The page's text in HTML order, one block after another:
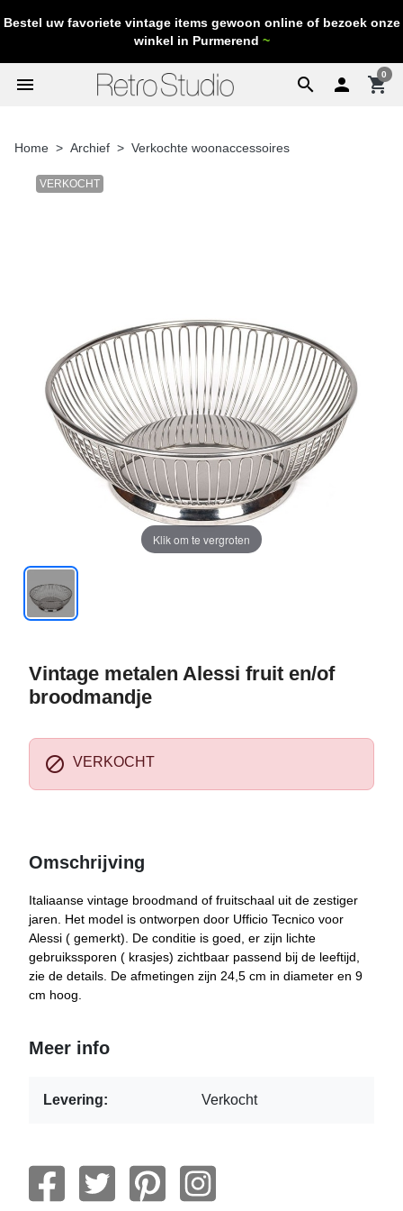
Bestel uw favoriete vintage items gewoon online of bezoek onze
winkel in Purmerend ~
search
menu  shopping_cart
0
Home Archief Verkochte woonaccessoires
VERKOCHT
Klik om te vergroten
Vintage metalen Alessi fruit en/of
broodmandje
 VERKOCHT
Omschrijving
Italiaanse vintage broodmand of fruitschaal uit de zestiger
jaren. Het model is ontworpen door Ufficio Tecnico voor
Alessi ( gemerkt). De conditie is goed, er zijn lichte
gebruikssporen ( krasjes) zichtbaar passend bij de leeftijd,
zie de details. De afmetingen zijn 24,5 cm in diameter en 9
cm hoog.
Meer info
Levering: Verkocht